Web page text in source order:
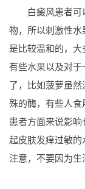
白癜风患者可以
物，所以刺激性
是比较温和的，
有些水果以及对于
了，比如菠萝虽
殊的酶，有些人食
患者方面来说影响
起皮肤发痒过敏
注意，不要因为生